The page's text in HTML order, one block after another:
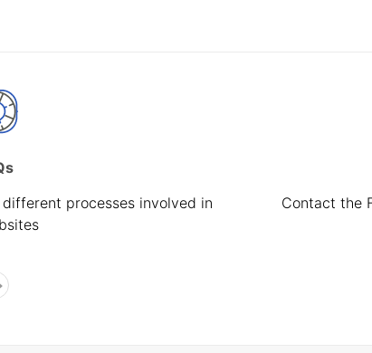
processes involved in
Contact the